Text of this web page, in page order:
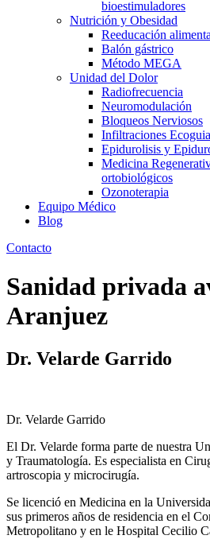
bioestimuladores
Nutrición y Obesidad
Reeducación
Balón gástrico
Método MEGA
Unidad del Dolor
Radiofrecuencia
Neuromodulación
Bloqueos Nerviosos
Infiltraciones
Epidurolisis y
Medicina
ortobiológicos
Ozonoterapia
Equipo Médico
Blog
Contacto
Sanidad privada
Aranjuez
Dr. Velarde Garrido
Dr. Velarde Garrido
El Dr. Velarde forma parte de nuestra
y Traumatología. Es especialista en
artroscopia y microcirugía.
Se licenció en Medicina en la
sus primeros años de residencia en el
Metropolitano y en le Hospital Cecilio